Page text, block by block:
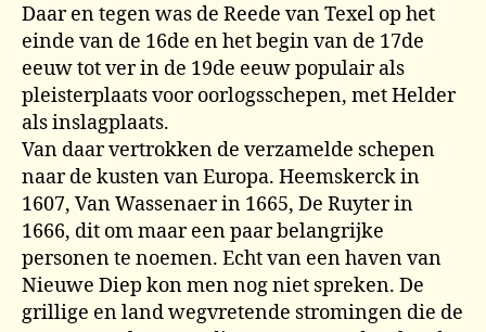
Daar en tegen was de Reede van Texel op het
einde van de 16de en het begin van de 17de
eeuw tot ver in de 19de eeuw populair als
pleisterplaats voor oorlogsschepen, met Helder
als inslagplaats.
Van daar vertrokken de verzamelde schepen
naar de kusten van Europa. Heemskerck in
1607, Van Wassenaer in 1665, De Ruyter in
1666, dit om maar een paar belangrijke
personen te noemen. Echt van een haven van
Nieuwe Diep kon men nog niet spreken. De
grillige en land wegvretende stromingen die de